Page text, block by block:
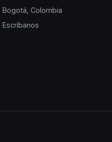
Bogotá, Colombia
Escríbanos